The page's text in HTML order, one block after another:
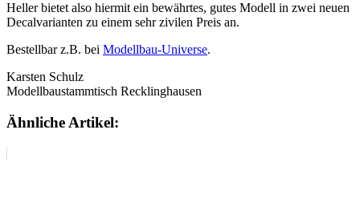
Heller bietet also hiermit ein bewährtes, gutes Modell in zwei neuen
Decalvarianten zu einem sehr zivilen Preis an.
Bestellbar z.B. bei Modellbau-Universe.
Karsten Schulz
Modellbaustammtisch Recklinghausen
Ähnliche Artikel: